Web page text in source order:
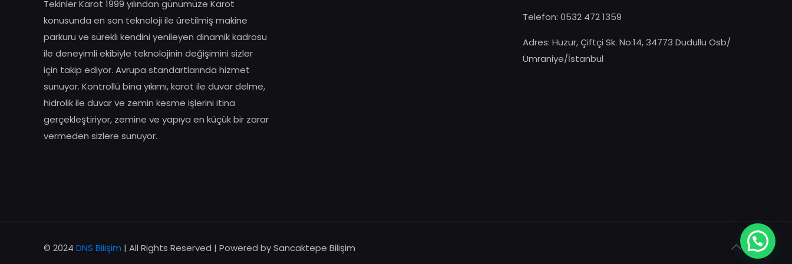
Tekinler Karot 1999 yılından günümüze Karot
konusunda en son teknoloji ile üretilmiş makine
parkuru ve sürekli kendini yenileyen dinamik kadrosu
ile deneyimli ekibiyle teknolojinin değişimini sizler
için takip ediyor. Avrupa standartlarında hizmet
sunuyor. Kontrollü bina yıkımı, karot ile duvar delme,
hidrolik ile duvar ve zemin kesme işlerini itina
gerçekleştiriyor, zemine ve yapıya en küçük bir zarar
vermeden sizlere sunuyor.
Telefon: 0532 472 1359
Adres: Huzur, Çiftçi Sk. No:14, 34773 Dudullu Osb/
Ümraniye/İstanbul
© 2024 DNS Bilişim | All Rights Reserved | Powered by Sancaktepe Bilişim